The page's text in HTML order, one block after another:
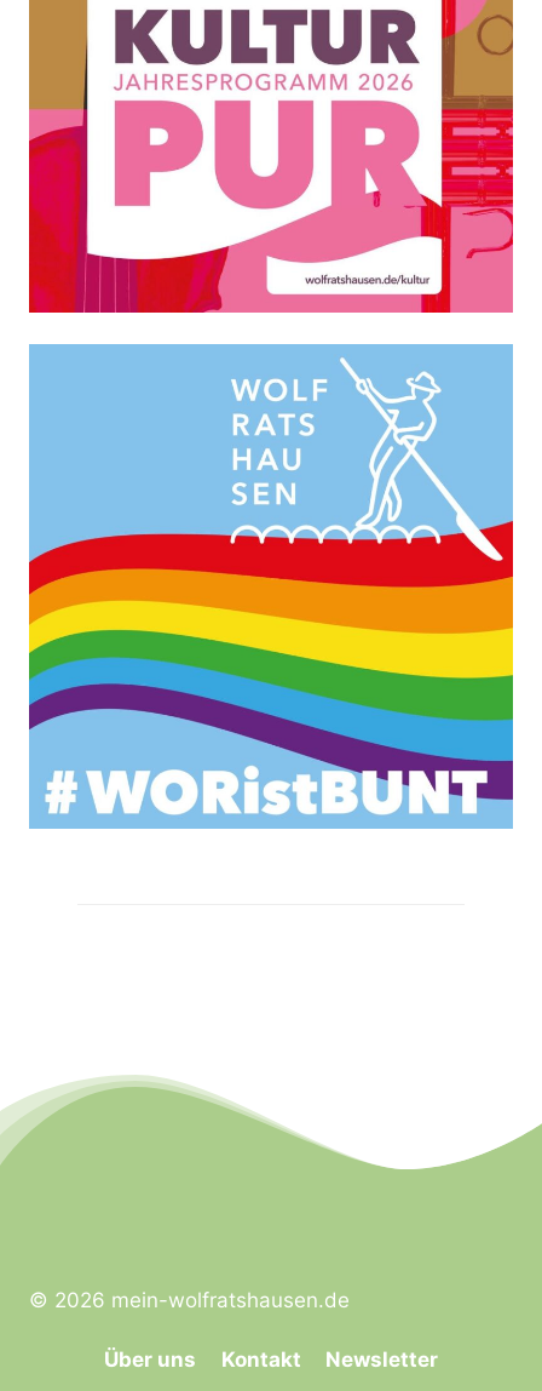
© 2026 mein-wolfratshausen.de
Über uns Kontakt Newsletter